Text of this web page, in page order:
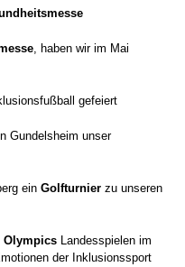
, haben wir im Mai
gefeiert
Gundelsheim unser
ein Golfturnier zu unseren
Olympics Landesspielen im
der Inklusionssport